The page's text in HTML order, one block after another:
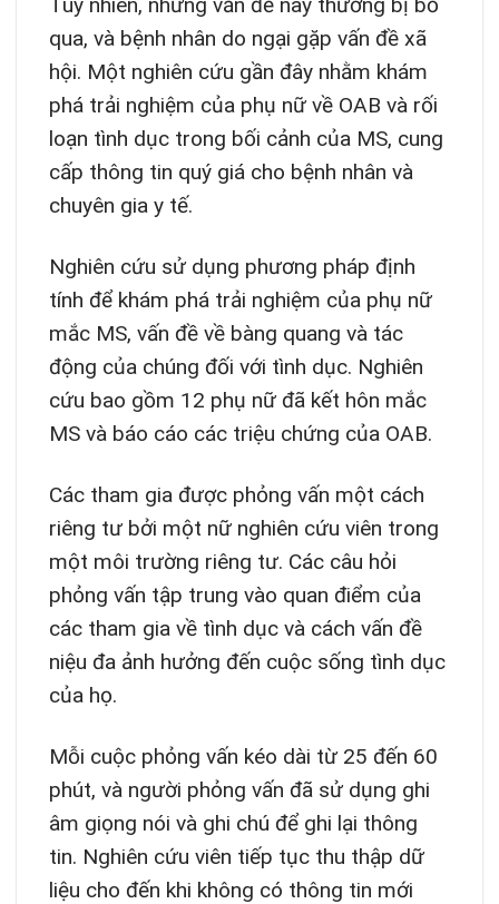
qua, và bệnh nhân do ngại gặp vấn đề xã
hội. Một nghiên cứu gần đây nhằm khám
phá trải nghiệm của phụ nữ về OAB và rối
loạn tình dục trong bối cảnh của MS, cung
cấp thông tin quý giá cho bệnh nhân và
chuyên gia y tế.
Nghiên cứu sử dụng phương pháp định
tính để khám phá trải nghiệm của phụ nữ
mắc MS, vấn đề về bàng quang và tác
động của chúng đối với tình dục. Nghiên
cứu bao gồm 12 phụ nữ đã kết hôn mắc
MS và báo cáo các triệu chứng của OAB.
Các tham gia được phỏng vấn một cách
riêng tư bởi một nữ nghiên cứu viên trong
một môi trường riêng tư. Các câu hỏi
phỏng vấn tập trung vào quan điểm của
các tham gia về tình dục và cách vấn đề
niệu đa ảnh hưởng đến cuộc sống tình dục
của họ.
Mỗi cuộc phỏng vấn kéo dài từ 25 đến 60
phút, và người phỏng vấn đã sử dụng ghi
âm giọng nói và ghi chú để ghi lại thông
tin. Nghiên cứu viên tiếp tục thu thập dữ
liệu cho đến khi không có thông tin mới